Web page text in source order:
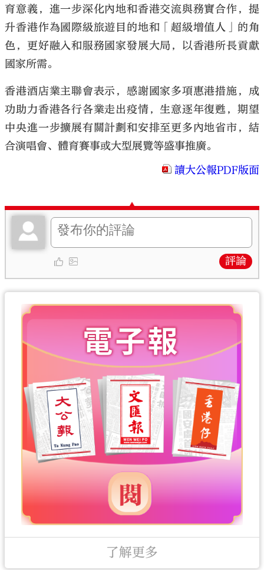
育意義，進一步深化內地和香港交流與務實合作，提
升香港作為國際級旅遊目的地和「超級增值人」的角
色，更好融入和服務國家發展大局，以香港所長貢獻
國家所需。
香港酒店業主聯會表示，感謝國家多項惠港措施，成
功助力香港各行各業走出疫情，生意逐年復甦，期望
中央進一步擴展有關計劃和安排至更多內地省市，結
合演唱會、體育賽事或大型展覽等盛事推廣。
讀大公報PDF版面
評論
了解更多